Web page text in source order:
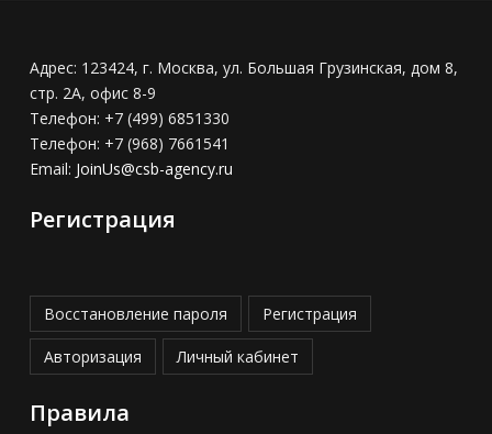
Адрес: 123424, г. Москва, ул. Большая Грузинская, дом 8,
стр. 2А, офис 8-9
Телефон: +7 (499) 6851330
Телефон: +7 (968) 7661541
Email: JoinUs@csb-agency.ru
Регистрация
Восстановление пароля Регистрация
Авторизация Личный кабинет
Правила